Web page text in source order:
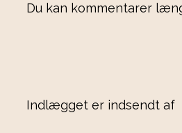
Du kan kommentarer
Indlægget er indsendt af